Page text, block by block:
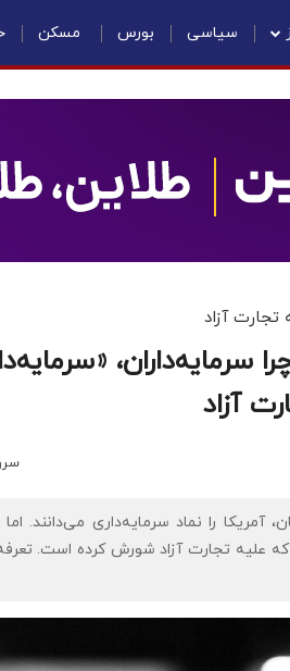
سیاسی بورس مسکن
آزاد
سرمایه‌داران،
آزاد
آمریکا را نماد سرمایه‌داری
تجارت آزاد شورش کرده است.